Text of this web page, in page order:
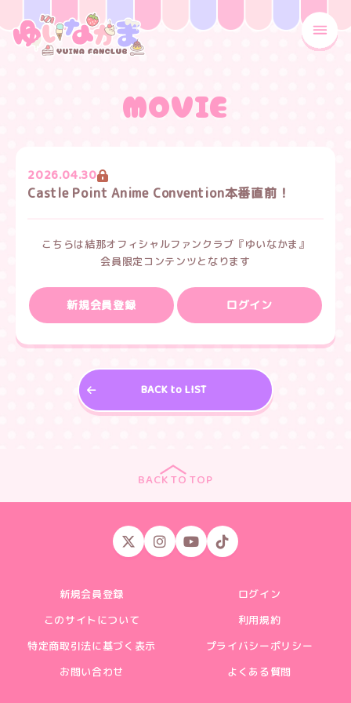
MOVIE
2026.04.30
Castle Point Anime Convention本番直前！
こちらは結那オフィシャルファンクラブ『ゆいなかま』
会員限定コンテンツとなります
新規会員登録 ログイン
BACK to LIST
BACK TO TOP
新規会員登録
ログイン
このサイトについて
利用規約
特定商取引法に基づく表示
プライバシーポリシー
お問い合わせ
よくある質問